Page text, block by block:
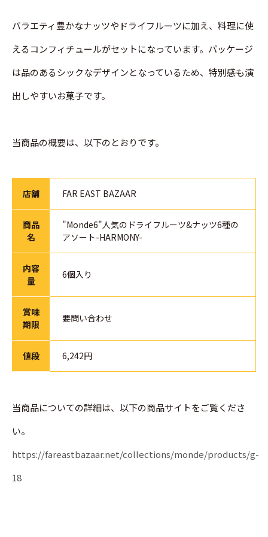
バラエティ豊かなナッツやドライフルーツに加え、料理に使
えるコンフィチュールがセットになっています。パッケージ
は品のあるシックなデザインとなっているため、特別感も演
出しやすいお菓子です。
当商品の概要は、以下のとおりです。
店舗 FAR EAST BAZAAR
商品
名
"Monde6"人気のドライフルーツ&ナッツ6種の
アソート-HARMONY-
内容
量
6個入り
賞味
期限
要問い合わせ
値段 6,242円
当商品についての詳細は、以下の商品サイトをご覧くださ
い。
https://fareastbazaar.net/collections/monde/products/g-
18